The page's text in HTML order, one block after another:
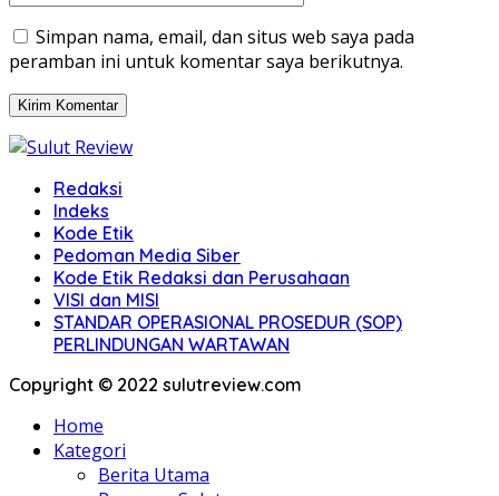
Simpan nama, email, dan situs web saya pada
peramban ini untuk komentar saya berikutnya.
Redaksi
Indeks
Kode Etik
Pedoman Media Siber
Kode Etik Redaksi dan Perusahaan
VISI dan MISI
STANDAR OPERASIONAL PROSEDUR (SOP)
PERLINDUNGAN WARTAWAN
Copyright © 2022 sulutreview.com
Home
Kategori
Berita Utama